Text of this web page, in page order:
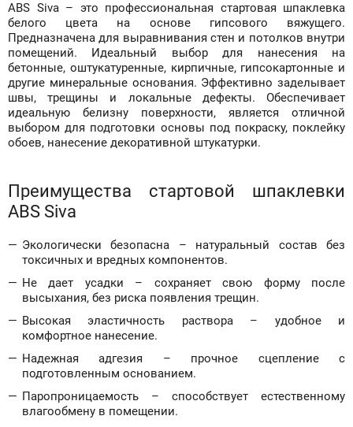
ABS Siva – это профессиональная стартовая шпаклевка
белого цвета на основе гипсового вяжущего.
Предназначена для выравнивания стен и потолков внутри
помещений. Идеальный выбор для нанесения на
бетонные, оштукатуренные, кирпичные, гипсокартонные и
другие минеральные основания. Эффективно заделывает
швы, трещины и локальные дефекты. Обеспечивает
идеальную белизну поверхности, является отличной
выбором для подготовки основы под покраску, поклейку
обоев, нанесение декоративной штукатурки.
Преимущества стартовой шпаклевки
ABS Siva
Экологически безопасна – натуральный состав без
токсичных и вредных компонентов.
Не дает усадки – сохраняет свою форму после
высыхания, без риска появления трещин.
Высокая эластичность раствора – удобное и
комфортное нанесение.
Надежная адгезия – прочное сцепление с
подготовленным основанием.
Паропроницаемость – способствует естественному
влагообмену в помещении.